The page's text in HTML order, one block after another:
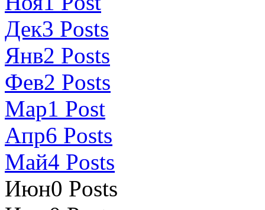
Дек3 Posts
Янв2 Posts
Фев2 Posts
Мар1 Post
Апр6 Posts
Май4 Posts
Июн0 Posts